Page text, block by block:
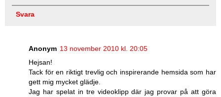
Svara
Anonym 13 november 2010 kl. 20:05
Hejsan!
Tack för en riktigt trevlig och inspirerande hemsida som har
gett mig mycket glädje.
Jag har spelat in tre videoklipp där jag provar på att göra